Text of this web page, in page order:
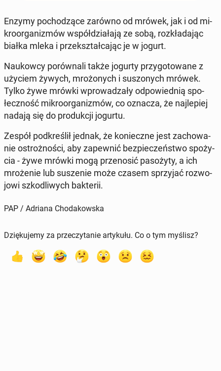
Enzymy po­cho­dzą­ce zarówno od mrówek, jak i od mi­
kro­or­ga­ni­zmów współ­dzia­ła­ją ze sobą, roz­kła­da­jąc
białka mleka i prze­kształ­ca­jąc je w jogurt.
Na­ukow­cy po­rów­na­li także jogurty przy­go­to­wa­ne z
użyciem żywych, mro­żo­nych i su­szo­nych mrówek.
Tylko żywe mrówki wpro­wa­dza­ły od­po­wied­nią spo­
łecz­ność mi­kro­or­ga­ni­zmów, co oznacza, że naj­le­piej
nadają się do pro­duk­cji jogurtu.
Zespół pod­kre­ślił jednak, że ko­niecz­ne jest za­cho­wa­
nie ostroż­no­ści, aby za­pew­nić bez­pie­czeń­stwo spo­ży­
cia - żywe mrówki mogą prze­no­sić pa­so­ży­ty, a ich
mro­że­nie lub su­sze­nie może czasem sprzy­jać roz­wo­
jo­wi szko­dli­wych bak­te­rii.
PAP / Adriana Chodakowska
Dziękujemy za przeczytanie artykułu. Co o tym myślisz?